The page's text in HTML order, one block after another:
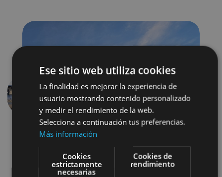
Précédent
Ese sitio web utiliza cookies
La finalidad es mejorar la experiencia de
usuario mostrando contenido personalizado
y medir el rendimiento de la web.
Selecciona a continuación tus preferencias.
Más información
Cookies
estrictamente
necesarias
Cookies de
rendimiento